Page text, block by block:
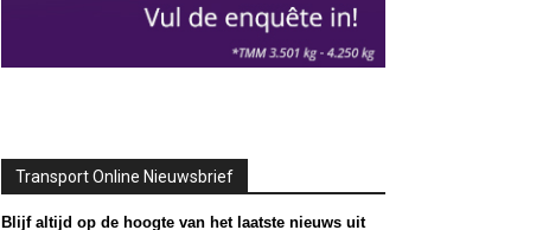
Transport Online Nieuwsbrief
Blijf altijd op de hoogte van het laatste nieuws uit